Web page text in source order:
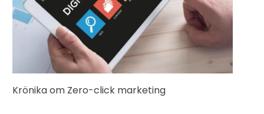
Krönika om Zero-click marketing